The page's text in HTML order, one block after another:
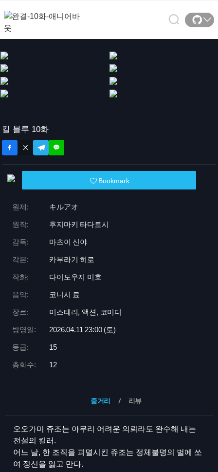
킬 블루 10화
Bookmark
원제: キルアオ
원작: 후지마키 타다토시
감독: 마츠이 신야
각본: 카부라기 히로
작화: 다이도우지 미호
음악: 코니시 료
장르: 미스테리, 액션, 코미디
방영일: 2026.04.11 23:00 (토)
등급: 15
총화수: 12
줄거리 리뷰
오오가미 쥬조는 아무리 어려운 의뢰라도 완수해 내는
전설의 킬러.
어느 날, 한 조직을 괴멸시킨 쥬조는 정체불명의 벌에 쏘
여 정신을 잃고 만다.